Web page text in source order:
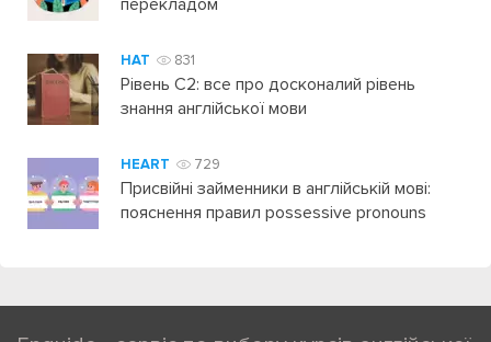
HAT 831
Рівень C2: все про досконалий рівень
знання англійської мови
HEART 729
Присвійні займенники в англійській мові:
пояснення правил possessive pronouns